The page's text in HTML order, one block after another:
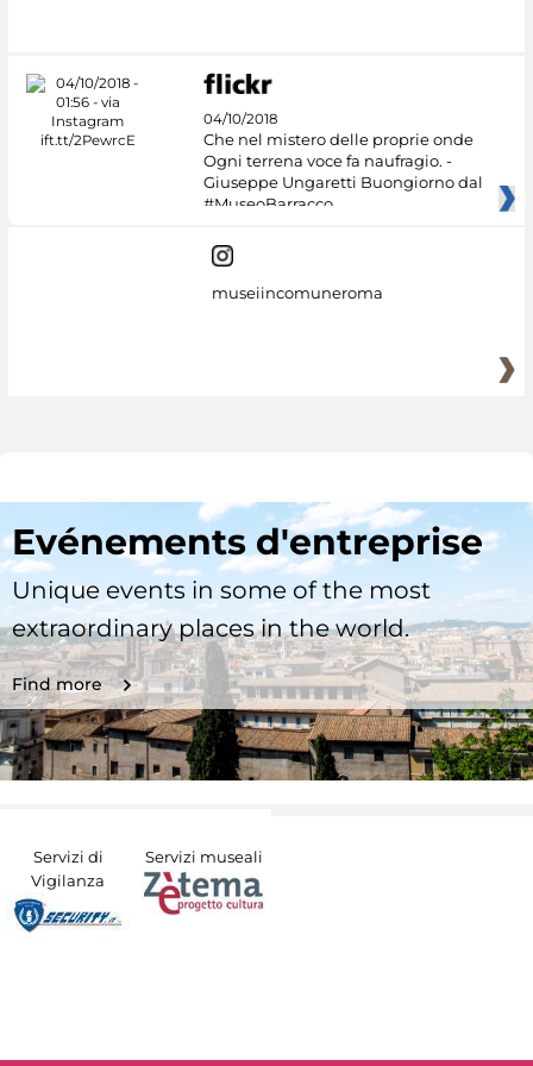
04/10/2018
Che nel mistero delle proprie onde
Ogni terrena voce fa naufragio. -
Giuseppe Ungaretti Buongiorno dal
#MuseoBarracco
museiincomuneroma
Evénements d'entreprise
Unique events in some of the most
extraordinary places in the world.
Find more
Servizi di
Vigilanza
Servizi museali